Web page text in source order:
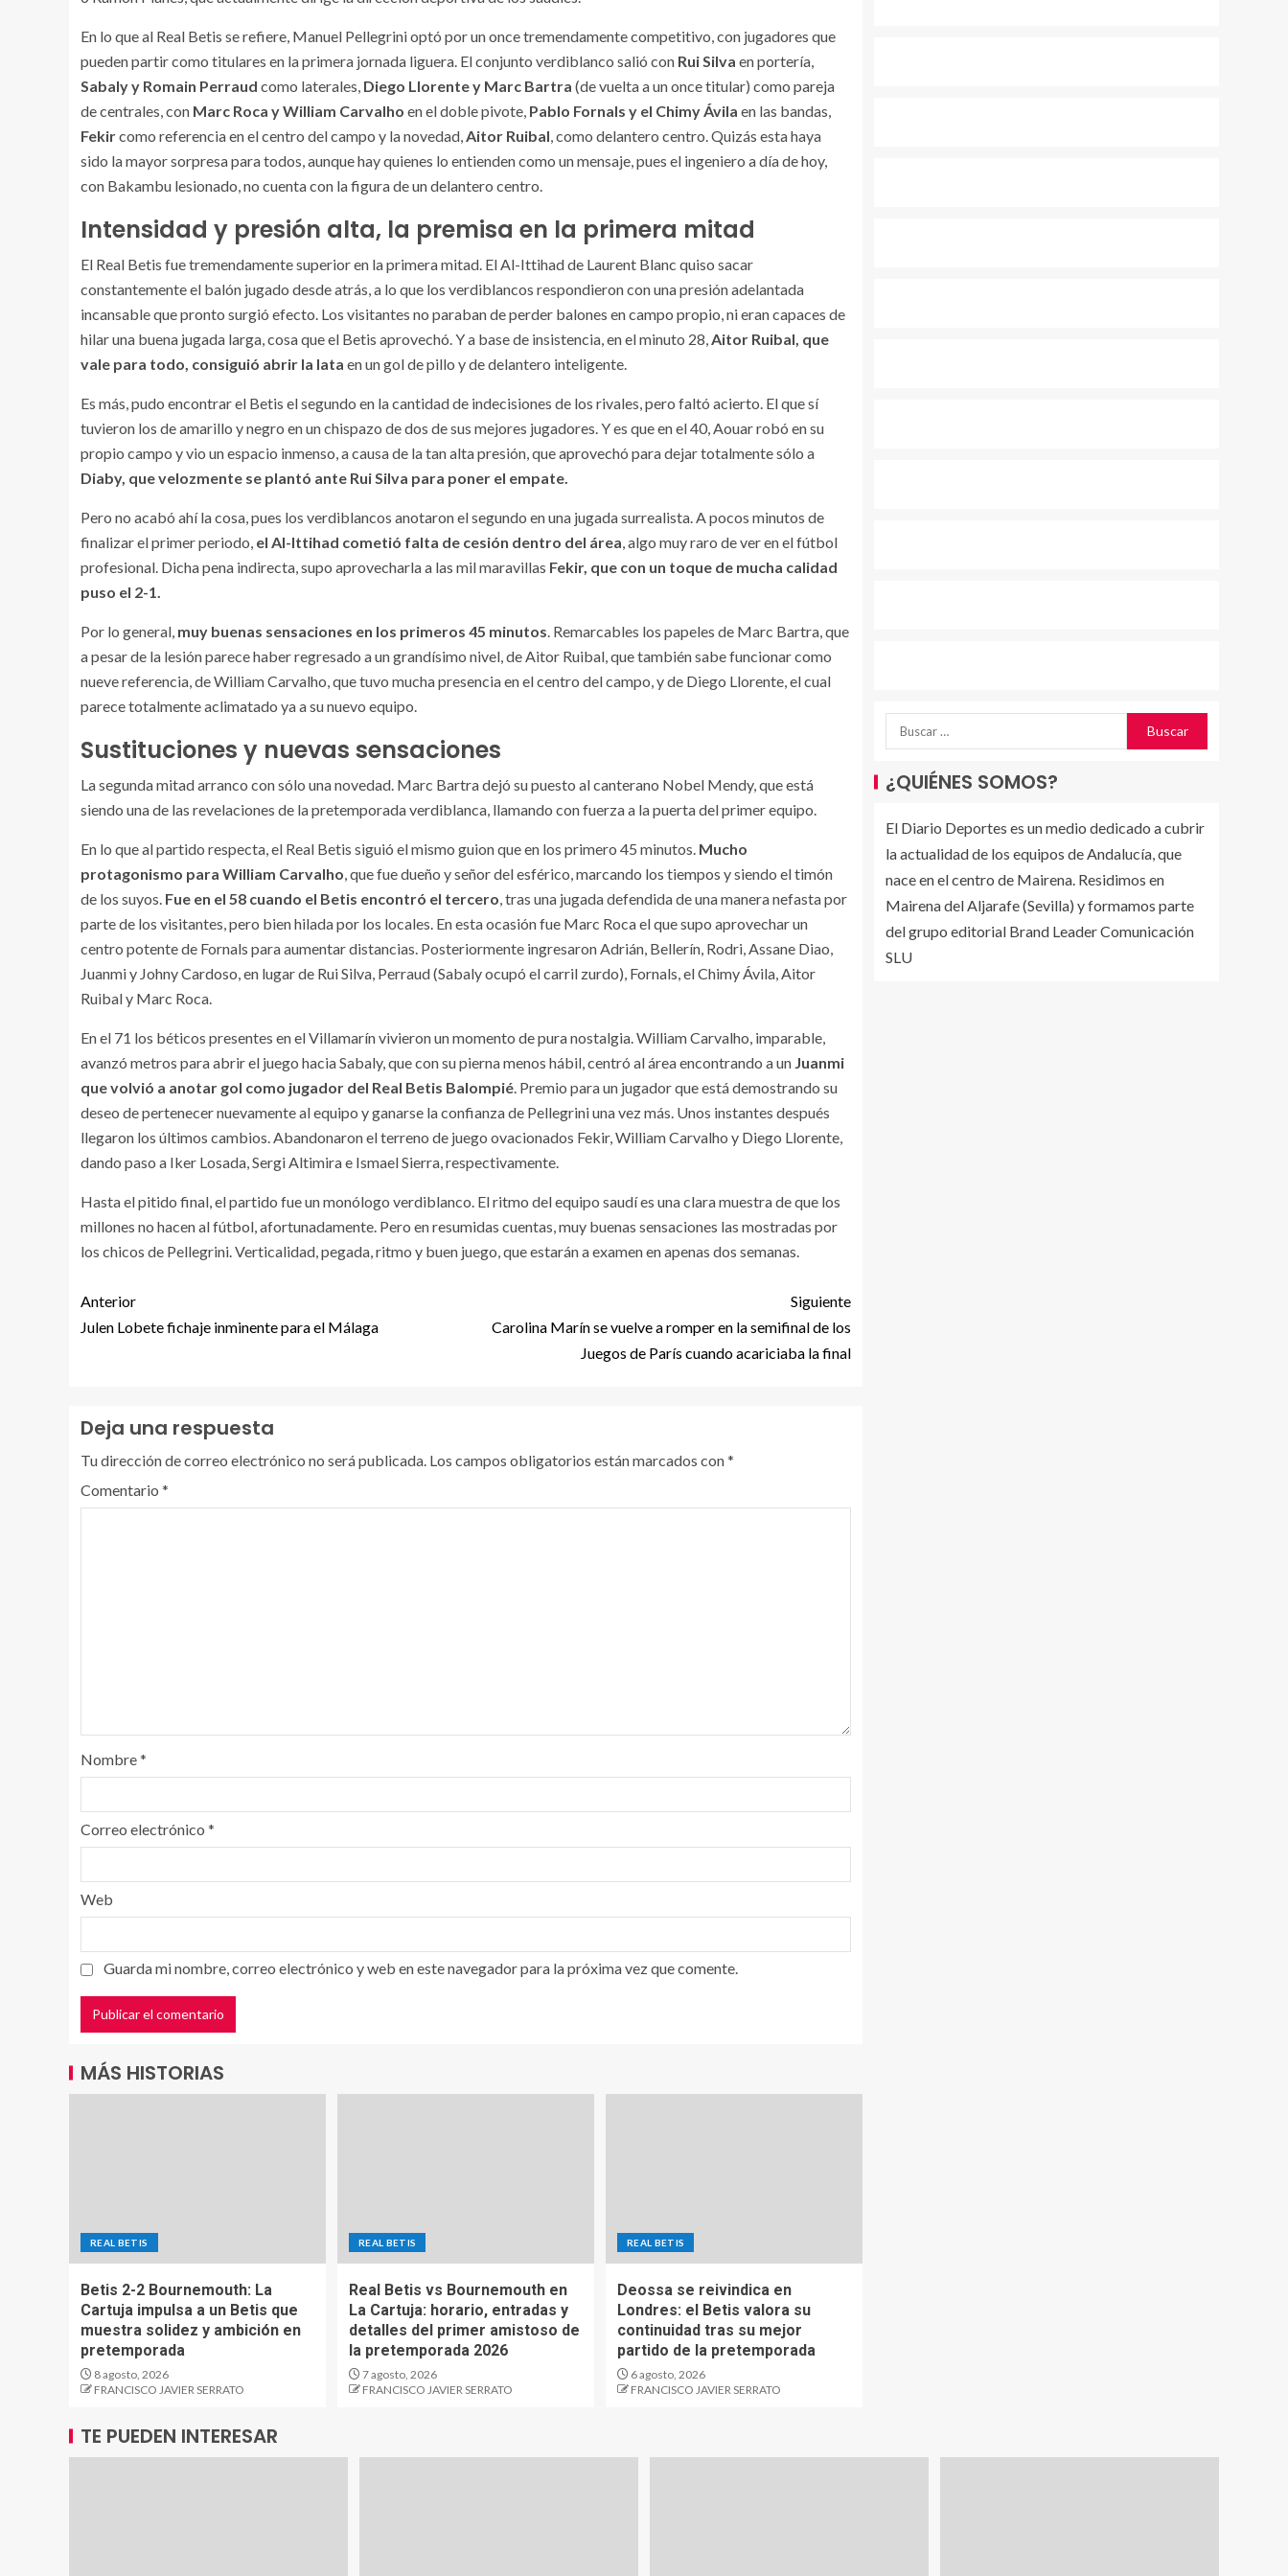
En lo que al Real Betis se refiere, Manuel Pellegrini optó por un once tremendamente competitivo, con jugadores que
pueden partir como titulares en la primera jornada liguera. El conjunto verdiblanco salió con Rui Silva en portería,
Sabaly y Romain Perraud como laterales, Diego Llorente y Marc Bartra (de vuelta a un once titular) como pareja
de centrales, con Marc Roca y William Carvalho en el doble pivote, Pablo Fornals y el Chimy Ávila en las bandas,
Fekircomo referencia en el centro del campo y la novedad,Aitor Ruibal, como delantero centro. Quizás esta haya
sido la mayor sorpresa para todos, aunque hay quienes lo entienden como un mensaje, pues el ingeniero a día de hoy,
con Bakambu lesionado, no cuenta con la figura de un delantero centro.
Intensidad y presión alta, la premisa en la primera mitad
El Real Betis fue tremendamente superior en la primera mitad. El Al-Ittihad de Laurent Blanc quiso sacar
constantemente el balón jugado desde atrás, a lo que los verdiblancos respondieron con una presión adelantada
incansable que pronto surgió efecto. Los visitantes no paraban de perder balones en campo propio, ni eran capaces de
hilar una buena jugada larga, cosa que el Betis aprovechó. Y a base de insistencia, en el minuto 28,Aitor Ruibal, que
vale para todo, consiguió abrir la lata en un gol de pillo y de delantero inteligente.
Es más, pudo encontrar el Betis el segundo en la cantidad de indecisiones de los rivales, pero faltó acierto. El que sí
tuvieron los de amarillo y negro en un chispazo de dos de sus mejores jugadores. Y es que en el 40, Aouar robó en su
propio campo y vio un espacio inmenso, a causa de la tan alta presión, que aprovechó para dejar totalmente sólo a
Diaby, que velozmente se plantó ante Rui Silva para poner el empate.
Pero no acabó ahí la cosa, pues los verdiblancos anotaron el segundo en una jugada surrealista. A pocos minutos de
finalizar el primer periodo, el Al-Ittihad cometió falta de cesión dentro del área, algo muy raro de ver en el fútbol
profesional. Dicha pena indirecta, supo aprovecharla a las mil maravillas Fekir, que con un toque de mucha calidad
puso el 2-1.
Por lo general, muy buenas sensaciones en los primeros 45 minutos. Remarcables los papeles de Marc Bartra, que
a pesar de la lesión parece haber regresado a un grandísimo nivel, de Aitor Ruibal, que también sabe funcionar como
nueve referencia, de William Carvalho, que tuvo mucha presencia en el centro del campo, y de Diego Llorente, el cual
parece totalmente aclimatado ya a su nuevo equipo.
Sustituciones y nuevas sensaciones
La segunda mitad arranco con sólo una novedad. Marc Bartra dejó su puesto al canterano Nobel Mendy, que está
siendo una de las revelaciones de la pretemporada verdiblanca, llamando con fuerza a la puerta del primer equipo.
En lo que al partido respecta, el Real Betis siguió el mismo guion que en los primero 45 minutos. Mucho
protagonismo para William Carvalho, que fue dueño y señor del esférico, marcando los tiempos y siendo el timón
de los suyos. Fue en el 58 cuando el Betis encontró el tercero, tras una jugada defendida de una manera nefasta por
parte de los visitantes, pero bien hilada por los locales. En esta ocasión fue Marc Roca el que supo aprovechar un
centro potente de Fornals para aumentar distancias. Posteriormente ingresaron Adrián, Bellerín, Rodri, Assane Diao,
Juanmi y Johny Cardoso, en lugar de Rui Silva, Perraud (Sabaly ocupó el carril zurdo), Fornals, el Chimy Ávila, Aitor
Ruibal y Marc Roca.
En el 71 los béticos presentes en el Villamarín vivieron un momento de pura nostalgia. William Carvalho, imparable,
avanzó metros para abrir el juego hacia Sabaly, que con su pierna menos hábil, centró al área encontrando a un Juanmi
que volvió a anotar gol como jugador del Real Betis Balompié. Premio para un jugador que está demostrando su
deseo de pertenecer nuevamente al equipo y ganarse la confianza de Pellegrini una vez más. Unos instantes después
llegaron los últimos cambios. Abandonaron el terreno de juego ovacionados Fekir, William Carvalho y Diego Llorente,
dando paso a Iker Losada, Sergi Altimira e Ismael Sierra, respectivamente.
Hasta el pitido final, el partido fue un monólogo verdiblanco. El ritmo del equipo saudí es una clara muestra de que los
millones no hacen al fútbol, afortunadamente. Pero en resumidas cuentas, muy buenas sensaciones las mostradas por
los chicos de Pellegrini. Verticalidad, pegada, ritmo y buen juego, que estarán a examen en apenas dos semanas.
Anterior
Julen Lobete fichaje inminente para el Málaga
Siguiente
Carolina Marín se vuelve a romper en la semifinal de los
Juegos de París cuando acariciaba la final
Deja una respuesta
Tu dirección de correo electrónico no será publicada. Los campos obligatorios están marcados con*
Comentario *
Nombre*
Correo electrónico *
Web
Guarda mi nombre, correo electrónico y web en este navegador para la próxima vez que comente.
MÁS HISTORIAS
REAL BETIS
Betis 2-2 Bournemouth: La
Cartuja impulsa a un Betis que
muestra solidez y ambición en
pretemporada
8 agosto, 2026
FRANCISCO JAVIER SERRATO
REAL BETIS
Real Betis vs Bournemouth en
La Cartuja: horario, entradas y
detalles del primer amistoso de
la pretemporada 2026
7 agosto, 2026
FRANCISCO JAVIER SERRATO
REAL BETIS
Deossa se reivindica en
Londres: el Betis valora su
continuidad tras su mejor
partido de la pretemporada
6 agosto, 2026
FRANCISCO JAVIER SERRATO
¿QUIÉNES SOMOS?
El Diario Deportes es un medio dedicado a cubrir
la actualidad de los equipos de Andalucía, que
nace en el centro de Mairena. Residimos en
Mairena del Aljarafe (Sevilla) y formamos parte
del grupo editorial Brand Leader Comunicación
SLU
TE PUEDEN INTERESAR